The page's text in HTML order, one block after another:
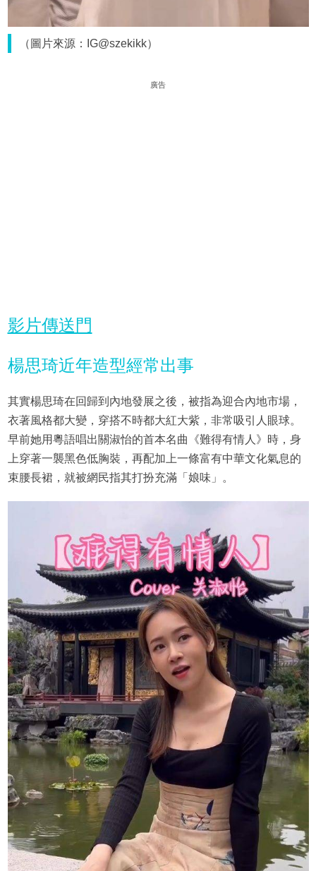
（圖片來源：IG@szekikk）
廣告
影片傳送門
楊思琦近年造型經常出事
其實楊思琦在回歸到內地發展之後，被指為迎合內地市場，
衣著風格都大變，穿搭不時都大紅大紫，非常吸引人眼球。
早前她用粵語唱出關淑怡的首本名曲《難得有情人》時，身
上穿著一襲黑色低胸裝，再配加上一條富有中華文化氣息的
束腰長裙，就被網民指其打扮充滿「娘味」。